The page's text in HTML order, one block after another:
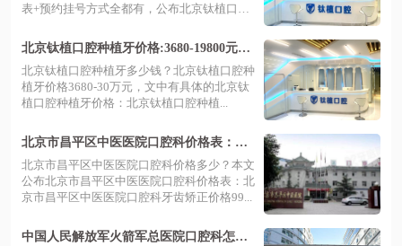
表+预约挂号方式全都有，公布北京钛植口
北京钛植口腔种植牙价格:3680-19800元一
颗|半口5.5-18万|全口16-30万
北京钛植口腔种植牙多少钱？北京钛植口腔种
植牙价格3680-30万元，文中有具体的北京钛
植口腔种植牙价格：北京钛植口腔种植...
北京市昌平区中医医院口腔科价格表：牙
齿矫正9950+/种植牙8800元起一颗/拔牙39
8+
北京市昌平区中医医院口腔科价格多少？本文
公布北京市昌平区中医医院口腔科价格表：北
京市昌平区中医医院口腔科牙齿矫正价格99...
中国人民解放军火箭军总医院口腔科怎么